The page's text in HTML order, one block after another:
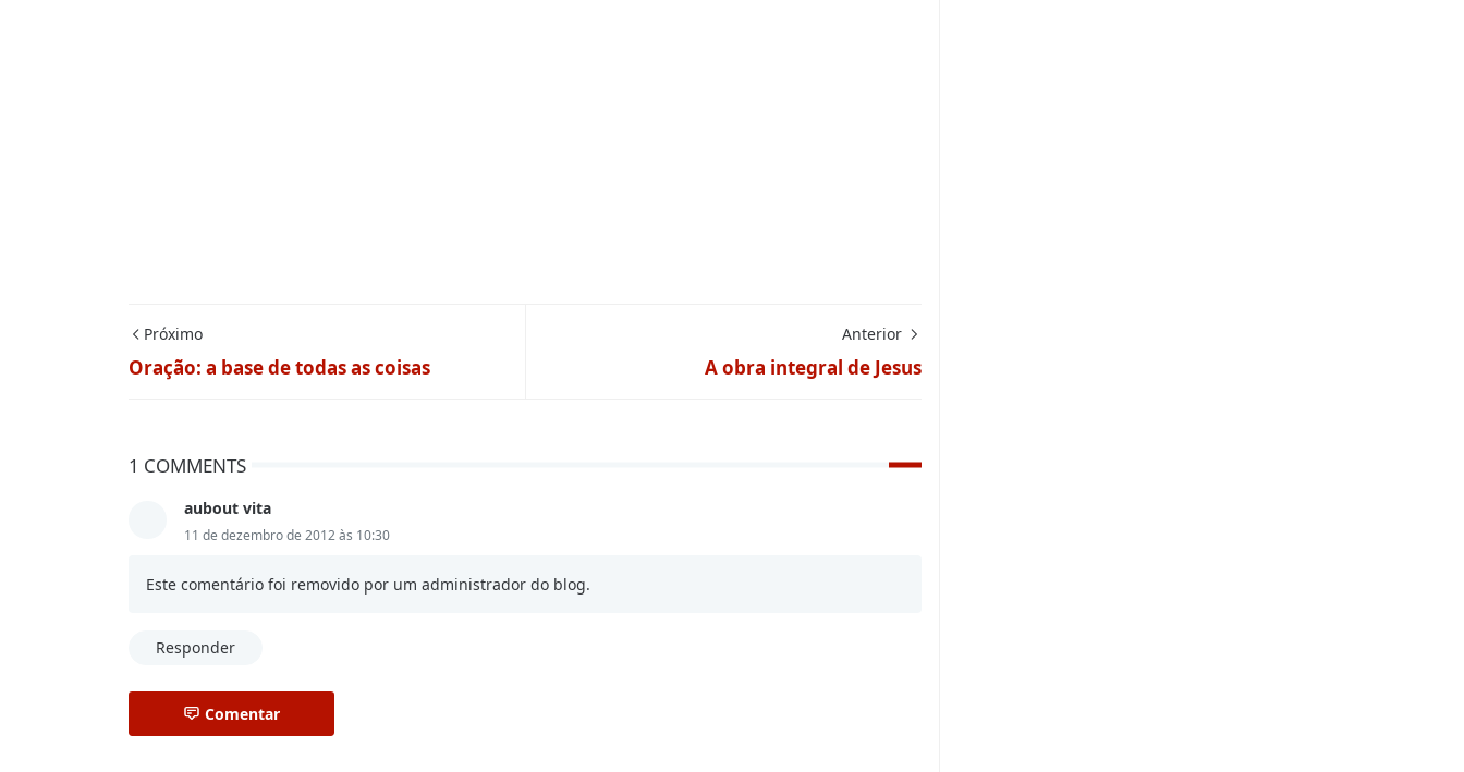
Próximo
Oração: a base de todas as coisas
Anterior
A obra integral de Jesus
1 COMMENTS
aubout vita
11 de dezembro de 2012 às 10:30
Este comentário foi removido por um administrador do blog.
Responder
Comentar